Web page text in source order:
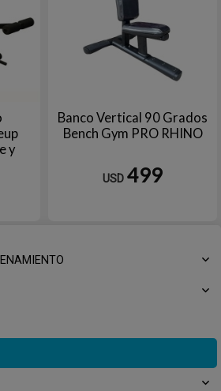
y
Banco Vertical 90 Grados
Bench Gym PRO RHINO
USD 499